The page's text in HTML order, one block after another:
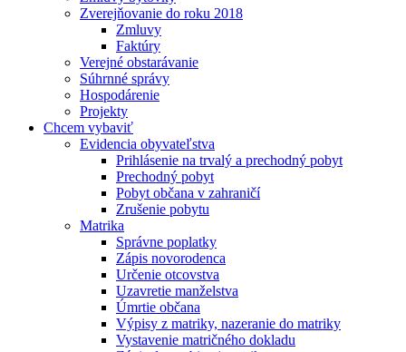
Zverejňovanie do roku 2018
Zmluvy
Faktúry
Verejné obstarávanie
Súhrnné správy
Hospodárenie
Projekty
Chcem vybaviť
Evidencia obyvateľstva
Prihlásenie na trvalý a prechodný pobyt
Prechodný pobyt
Pobyt občana v zahraničí
Zrušenie pobytu
Matrika
Správne poplatky
Zápis novorodenca
Určenie otcovstva
Uzavretie manželstva
Úmrtie občana
Výpisy z matriky, nazeranie do matriky
Vystavenie matričného dokladu